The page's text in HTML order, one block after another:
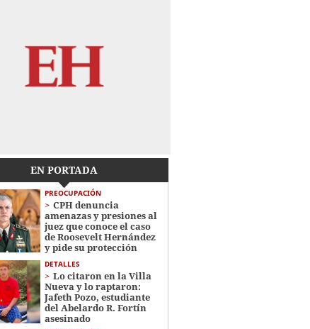
EN PORTADA
PREOCUPACIÓN
CPH denuncia
amenazas y presiones al
juez que conoce el caso
de Roosevelt Hernández
y pide su protección
DETALLES
Lo citaron en la Villa
Nueva y lo raptaron:
Jafeth Pozo, estudiante
del Abelardo R. Fortín
asesinado